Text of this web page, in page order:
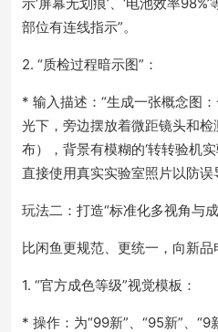
部位有连线指示”。
2. “质检过程暗示图”：
* 输入描述：“生成一张概念图
光下，旁边摆放着微距镜头和
布），背景有模糊的‘转转验机
直接使用真实实验室照片以防误
玩法二：打造“标准化多视角与
比闲鱼更规范、更统一，向新品
1. “官方成色等级”视觉模板：
* 操作：为“99新”、“95新”、